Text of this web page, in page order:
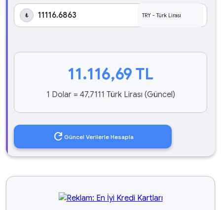
₺
11.116,69 TL
1 Dolar = 47,7111 Türk Lirası (Güncel)
refresh Güncel Verilerle Hesapla